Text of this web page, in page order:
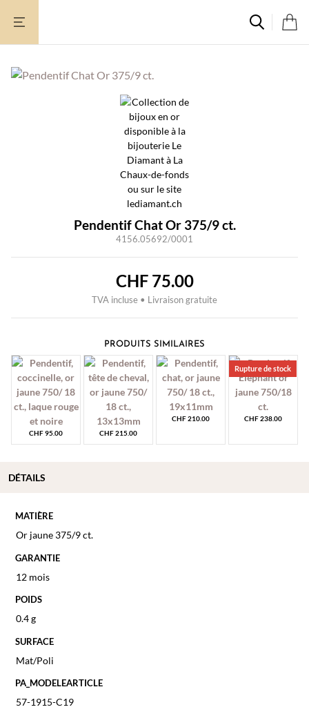
Pendentif Chat Or 375/9 ct.
4156.05692/0001
CHF75.00
TVA incluse • Livraison gratuite
PRODUITS SIMILAIRES
CHF95.00 CHF215.00
CHF210.00
Rupture de stock
CHF238.00
MATIÈRE
Or jaune 375/9 ct.
GARANTIE
12 mois
POIDS
0.4 g
SURFACE
Mat/Poli
PA_MODELEARTICLE
57-1915-C19
DÉTAILS